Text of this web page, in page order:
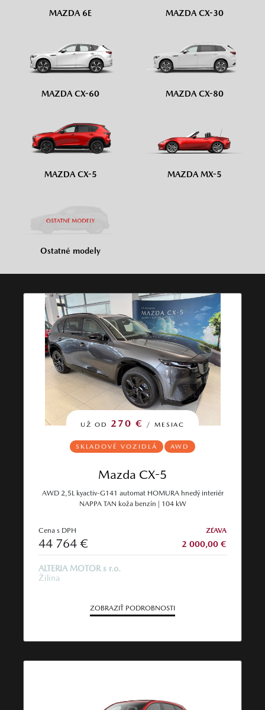
MAZDA 6E MAZDA CX-30
MAZDA CX-60 MAZDA CX-80
MAZDA CX-5 MAZDA MX-5
Ostatné modely
UŽ OD 270 € / MESIAC
SKLADOVÉ VOZIDLÁ AWD
Mazda CX-5
AWD 2,5L kyactiv-G141 automat HOMURA hnedý interiér
NAPPA TAN koža benzín | 104 kW
Cena s DPH
44 764 €
ZĽAVA
2 000,00 €
ALTERIA MOTOR s r.o.
Žilina
ZOBRAZIŤ PODROBNOSTI